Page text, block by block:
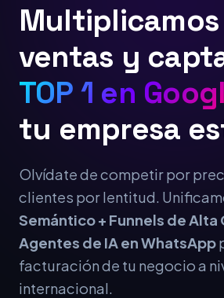
ventas y
TOP 1 para tu
empresa este
Olvídate de competir por
clientes por lentitud.
Semántico + Funnels de Alta
Agentes de IA en WhatsApp
facturación de tu negocio a
internacional.